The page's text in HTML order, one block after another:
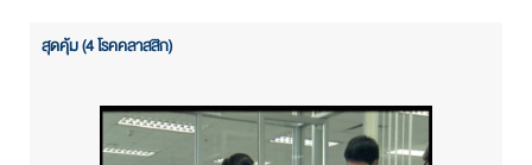
สุดคุ้ม (4 โรคคลาสสิก)